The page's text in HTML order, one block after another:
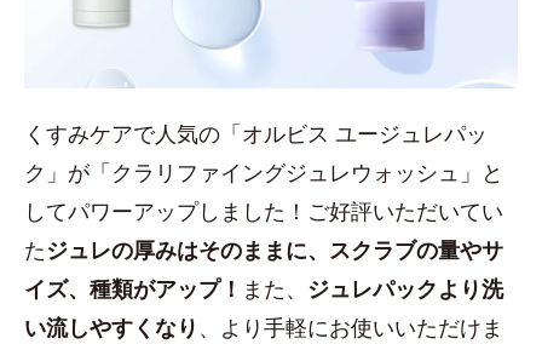
くすみケアで人気の「オルビス ユージュレパッ
ク」が「クラリファイングジュレウォッシュ」と
してパワーアップしました！ご好評いただいてい
たジュレの厚みはそのままに、スクラブの量やサ
イズ、種類がアップ！ また、 ジュレパックより洗
い流しやすくなり 、より手軽にお使いいただけま